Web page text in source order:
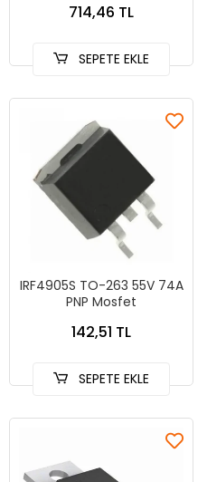
714,46 TL
SEPETE EKLE
IRF4905S TO-263 55V 74A
PNP Mosfet
142,51 TL
SEPETE EKLE